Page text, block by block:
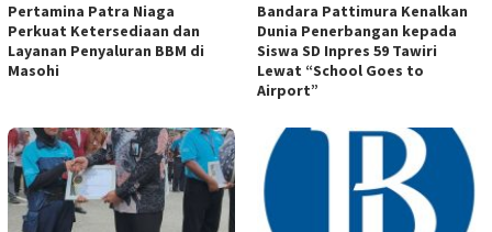
Pertamina Patra Niaga
Perkuat Ketersediaan dan
Layanan Penyaluran BBM di
Masohi
Bandara Pattimura Kenalkan
Dunia Penerbangan kepada
Siswa SD Inpres 59 Tawiri
Lewat “School Goes to
Airport”